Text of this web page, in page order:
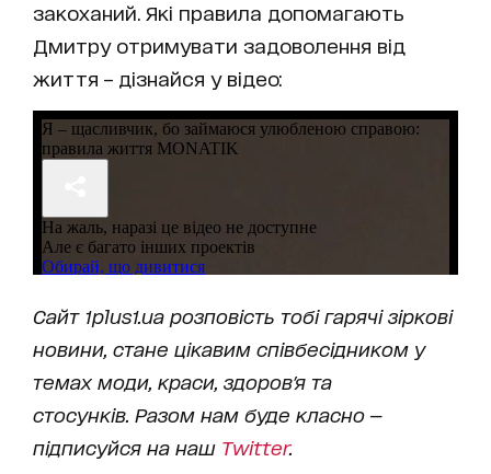
закоханий. Які правила допомагають
Дмитру отримувати задоволення від
життя – дізнайся у відео:
Сайт 1plus1.ua розповість тобі гарячі зіркові
новини, стане цікавим співбесідником у
темах моди, краси, здоров'я та
стосунків. Разом нам буде класно —
підписуйся на наш Twitter.